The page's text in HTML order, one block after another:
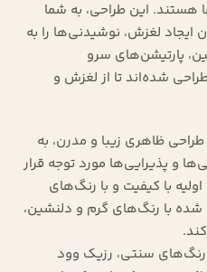
این طراحی، به شما
ایجاد لغزش، نوشیدنی‌ها را به
پارتیشن‌های سرو
شده‌اند تا از لغزش و
ظاهری زیبا و مدرن، به
و پذیرایی‌ها مورد توجه قرار
با کیفیت و با رنگ‌های
با رنگ‌های گرم و دلنشین،
سنتی، رزیک وود